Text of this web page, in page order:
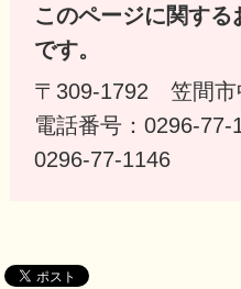
このページに関する
です。
〒309-1792 笠間市
電話番号：0296-
0296-77-1146